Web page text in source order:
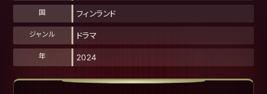
国 フィンランド
ジャンル ドラマ
年 2024